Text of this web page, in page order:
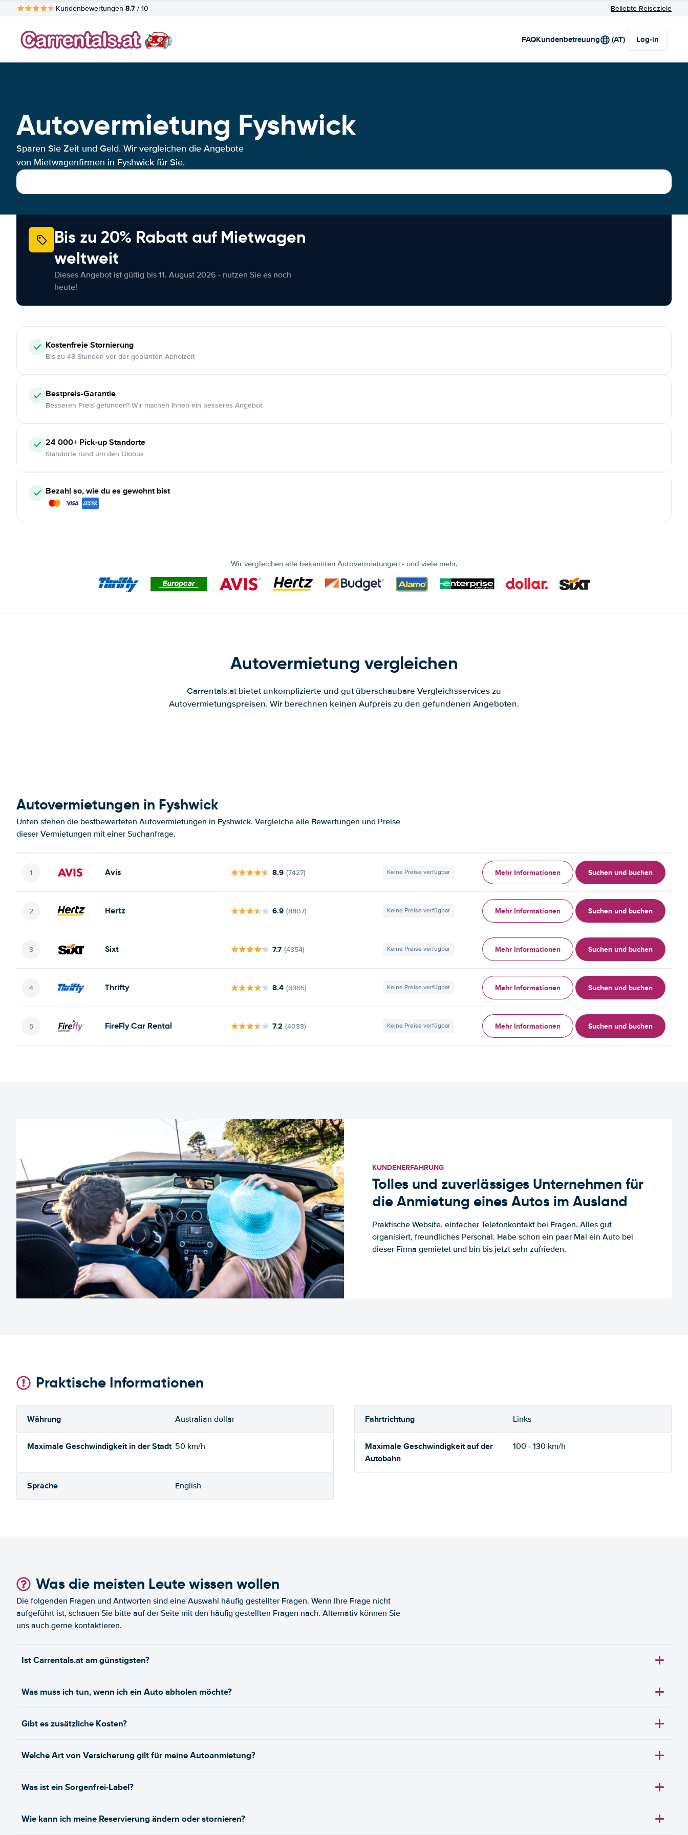
Kundenbewertungen 8.7 / 10 Beliebte Reiseziele
FAQKundenbetreuung (AT) Log-in
Autovermietung Fyshwick
Sparen Sie Zeit und Geld. Wir vergleichen die Angebote
von Mietwagenfirmen in Fyshwick für Sie.
Bis zu 20% Rabatt auf Mietwagen
weltweit
Dieses Angebot ist gültig bis 11. August 2026 - nutzen Sie es noch
heute!
KostenfreieStornierung
Bis zu 48 Stunden vor der geplanten Abholzeit
Bestpreis-Garantie
Besseren Preis gefunden? Wir machen Ihnen ein besseres Angebot.
24 000+ Pick-up Standorte
Standorte rund um den Globus
Bezahl so, wie du es gewohnt bist
Wir vergleichen alle bekannten Autovermietungen - und viele mehr.
Autovermietung vergleichen
Carrentals.at bietet unkomplizierte und gut überschaubare Vergleichsservices zu
Autovermietungspreisen. Wir berechnen keinen Aufpreis zu den gefundenen Angeboten.
Autovermietungen in Fyshwick
Unten stehen die bestbewerteten Autovermietungen in Fyshwick. Vergleiche alle Bewertungen und Preise
dieser Vermietungen mit einer Suchanfrage.
Avis 8.9 (7427) Keine Preise verfügbar Mehr Informationen Suchen und buchen
Hertz 6.9 (8807) Keine Preise verfügbar Mehr Informationen Suchen und buchen
Sixt 7.7 (4354) Keine Preise verfügbar Mehr Informationen Suchen und buchen
Thrifty 8.4 (6965) Keine Preise verfügbar Mehr Informationen Suchen und buchen
FireFly Car Rental 7.2 (4033) Keine Preise verfügbar Mehr Informationen Suchen und buchen
KUNDENERFAHRUNG
Tolles und zuverlässiges Unternehmen für
die Anmietung eines Autos im Ausland
Praktische Website, einfacher Telefonkontakt bei Fragen. Alles gut
organisiert, freundliches Personal. Habe schon ein paar Mal ein Auto bei
dieser Firma gemietet und bin bis jetzt sehr zufrieden.
Praktische Informationen
Währung Australian dollar Fahrtrichtung Links
Maximale Geschwindigkeit in der Stadt 50 km/h
Maximale Geschwindigkeit auf der
Autobahn
100 - 130 km/h
Sprache English
Was die meisten Leute wissen wollen
Die folgenden Fragen und Antworten sind eine Auswahl häufig gestellter Fragen. Wenn Ihre Frage nicht
aufgeführt ist, schauen Sie bitte auf der Seite mit den häufig gestellten Fragen nach. Alternativ können Sie
uns auch gerne kontaktieren.
Ist Carrentals.at am günstigsten?
Was muss ich tun, wenn ich ein Auto abholen möchte?
Gibt es zusätzliche Kosten?
Welche Art von Versicherung gilt für meine Autoanmietung?
Was ist ein Sorgenfrei-Label?
Wie kann ich meine Reservierung ändern oder stornieren?